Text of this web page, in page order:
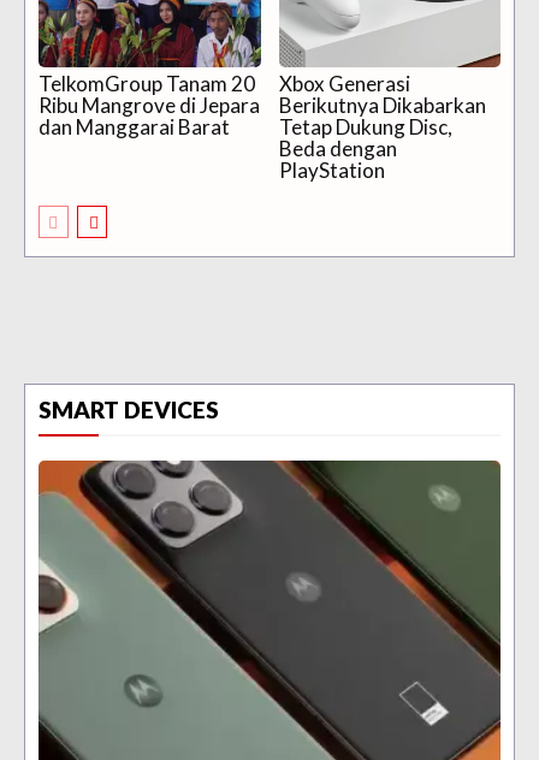
TelkomGroup Tanam 20
Ribu Mangrove di Jepara
dan Manggarai Barat
Xbox Generasi
Berikutnya Dikabarkan
Tetap Dukung Disc,
Beda dengan
PlayStation
SMART DEVICES